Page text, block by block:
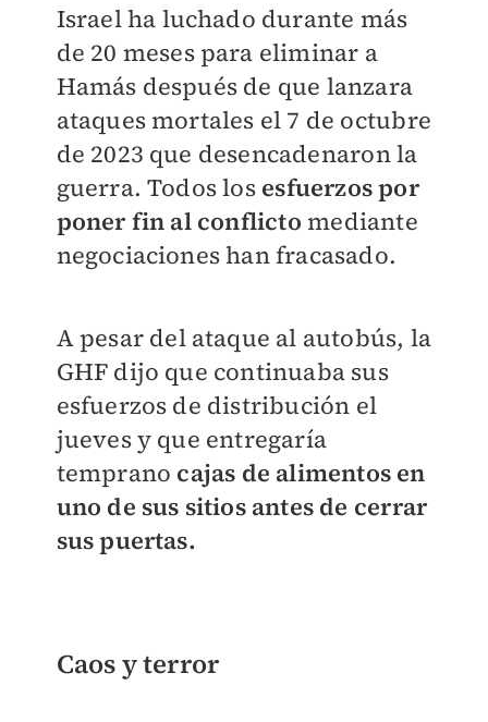
Israel ha luchado durante más
de 20 meses para eliminar a
Hamás después de que lanzara
ataques mortales el 7 de octubre
de 2023 que desencadenaron la
guerra. Todos los esfuerzos por
poner fin al conflictomediante
negociaciones han fracasado.
A pesar del ataque al autobús, la
GHF dijo que continuaba sus
esfuerzos de distribución el
jueves y que entregaría
temprano cajas de alimentos en
uno de sus sitios antes de cerrar
sus puertas.
Caos y terror